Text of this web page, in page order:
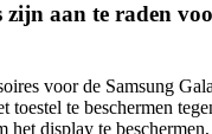
zijn aan te raden
voor de Samsung
toestel te beschermen
het display te